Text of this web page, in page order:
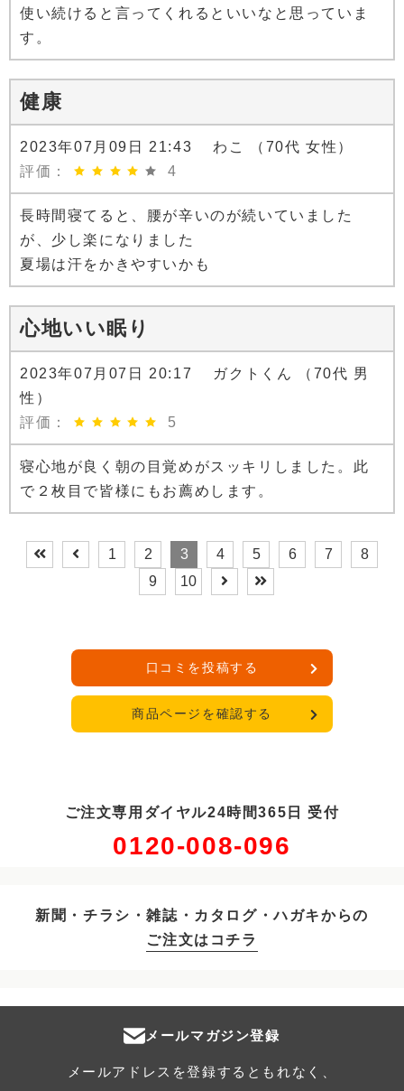
使い続けると言ってくれるといいなと思っていま
す。
健康
2023年07月09日 21:43 わこ （70代 女性）
評価：
4
長時間寝てると、腰が辛いのが続いていました
が、少し楽になりました
夏場は汗をかきやすいかも
心地いい眠り
2023年07月07日 20:17 ガクトくん （70代 男
性）
評価：
5
寝心地が良く朝の目覚めがスッキリしました。此
で２枚目で皆様にもお薦めします。
1 2 3 4 5 6 7
8
9
10
口コミを投稿する
商品ページを確認する
ご注文専用ダイヤル24時間365日 受付
0120-008-096
新聞・チラシ・雑誌・カタログ・ハガキからの
ご注文はコチラ
メールマガジン登録
メールアドレスを登録するともれなく、